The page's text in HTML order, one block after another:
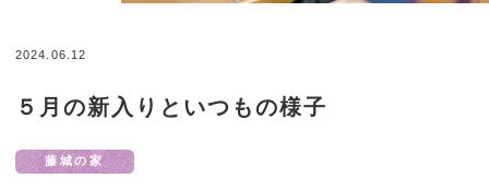
2024.06.12
５月の新入りといつもの様子
藤城の家